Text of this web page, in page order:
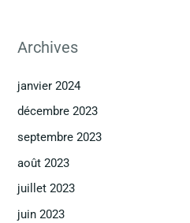
Archives
janvier 2024
décembre 2023
septembre 2023
août 2023
juillet 2023
juin 2023